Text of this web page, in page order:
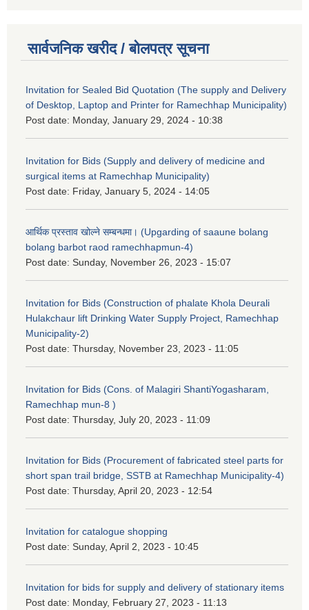
सार्वजनिक खरीद / बोलपत्र सूचना
Invitation for Sealed Bid Quotation (The supply and Delivery
of Desktop, Laptop and Printer for Ramechhap Municipality)
Post date: Monday, January 29, 2024 - 10:38
Invitation for Bids (Supply and delivery of medicine and
surgical items at Ramechhap Municipality)
Post date: Friday, January 5, 2024 - 14:05
आर्थिक प्रस्ताव खोल्ने सम्बन्धमा। (Upgarding of saaune bolang
bolang barbot raod ramechhapmun-4)
Post date: Sunday, November 26, 2023 - 15:07
Invitation for Bids (Construction of phalate Khola Deurali
Hulakchaur lift Drinking Water Supply Project, Ramechhap
Municipality-2)
Post date: Thursday, November 23, 2023 - 11:05
Invitation for Bids (Cons. of Malagiri ShantiYogasharam,
Ramechhap mun-8 )
Post date: Thursday, July 20, 2023 - 11:09
Invitation for Bids (Procurement of fabricated steel parts for
short span trail bridge, SSTB at Ramechhap Municipality-4)
Post date: Thursday, April 20, 2023 - 12:54
Invitation for catalogue shopping
Post date: Sunday, April 2, 2023 - 10:45
Invitation for bids for supply and delivery of stationary items
Post date: Monday, February 27, 2023 - 11:13